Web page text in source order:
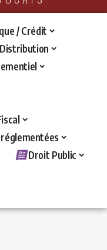
/ Crédit
Droit Public
/ Finances>Entreprises en